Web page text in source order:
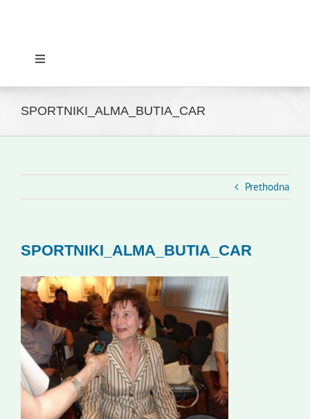
Toggle
Novosti
Kontakti
Novi odmev – naše glasilo
Izdavaštvo
Korisne informacije
SPORTNIKI_ALMA_BUTIA_CAR
Prethodna
SPORTNIKI_ALMA_BUTIA_CAR